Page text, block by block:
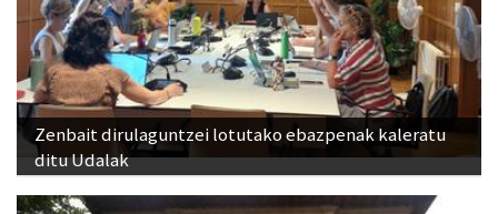
Zenbait dirulaguntzei lotutako ebazpenak kaleratu
ditu Udalak